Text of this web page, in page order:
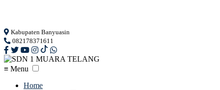
Kabupaten Banyuasin
082178371611
≡ Menu
Home